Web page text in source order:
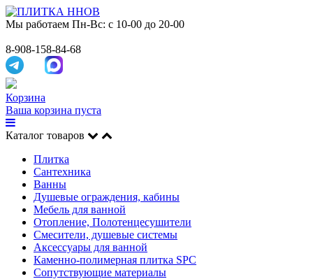
Мы работаем Пн-Вс: с 10-00 до 20-00
8-908-158-84-68
Корзина
Ваша корзина пуста
Каталог товаров
Плитка
Сантехника
Ванны
Душевые ограждения, кабины
Мебель для ванной
Отопление, Полотенцесушители
Смесители, душевые системы
Аксессуары для ванной
Каменно-полимерная плитка SPC
Сопутствующие материалы